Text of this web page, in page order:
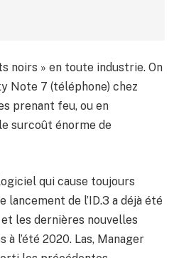
noirs » en toute industrie. On
Note 7 (téléphone) chez
prenant feu, ou en
surcoût énorme de
qui cause toujours
lancement de l’ID.3 a déjà été
les dernières nouvelles
à l’été 2020. Las, Manager